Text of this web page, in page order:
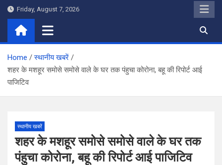
Skip
content
Friday, August 7, 2026
Home
स्थानीय खबरें
शहर के मशहूर समोसे समोसे वाले के घर तक पंहुचा कोरोना, बहू की रिपोर्ट आई
पाजिटिव
स्थानीय खबरें
शहर के मशहूर समोसे समोसे वाले के घर तक
पंहुचा कोरोना, बहू की रिपोर्ट आई पाजिटिव